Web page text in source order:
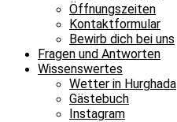
Öffnungszeiten
Kontaktformular
Bewirb dich bei uns
Fragen und Antworten
Wissenswertes
Wetter in Hurghada
Gästebuch
Instagram